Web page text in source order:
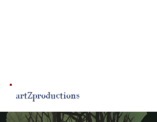
artZproductions